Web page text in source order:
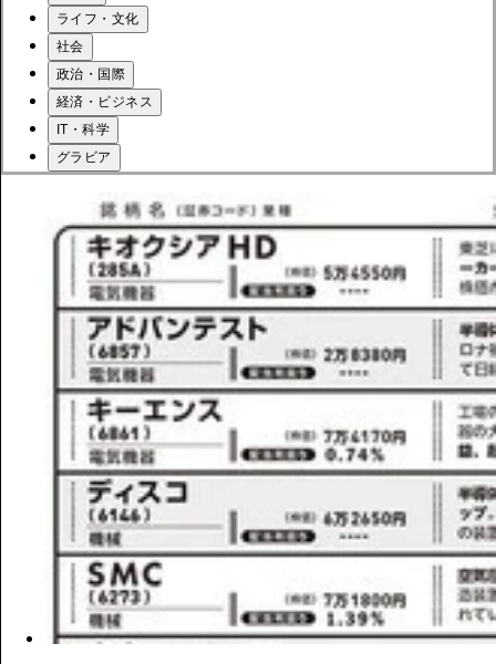
ライフ・文化
社会
政治・国際
経済・ビジネス
IT・科学
グラビア